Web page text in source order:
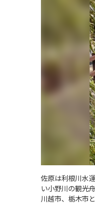
佐原は利根川水
い小野川の観光
川越市、栃木市